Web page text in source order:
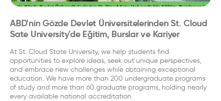
ABD'nin Gözde Devlet Üniversitelerinden St. Cloud
Sate University'de Eğitim, Burslar ve Kariyer
At St. Cloud State University, we help students find
opportunities to explore ideas, seek out unique perspectives,
and embrace new challenges while obtaining exceptional
education. We have more than 200 undergraduate programs
of study and more than 60 graduate programs, holding nearly
every available national accreditation.